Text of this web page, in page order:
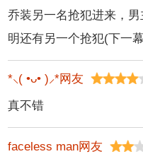
乔装另一名抢犯进来，
明还有另一个抢犯(下一
*⸜( •ᴗ• )⸝*网友
真不错
faceless man网友